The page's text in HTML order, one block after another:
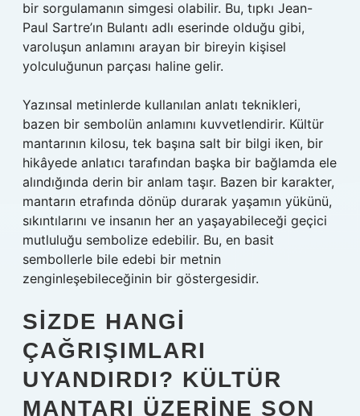
bir sorgulamanın simgesi olabilir. Bu, tıpkı Jean-
Paul Sartre’ın Bulantı adlı eserinde olduğu gibi,
varoluşun anlamını arayan bir bireyin kişisel
yolculuğunun parçası haline gelir.
Yazınsal metinlerde kullanılan anlatı teknikleri,
bazen bir sembolün anlamını kuvvetlendirir. Kültür
mantarının kilosu, tek başına salt bir bilgi iken, bir
hikâyede anlatıcı tarafından başka bir bağlamda ele
alındığında derin bir anlam taşır. Bazen bir karakter,
mantarın etrafında dönüp durarak yaşamın yükünü,
sıkıntılarını ve insanın her an yaşayabileceği geçici
mutluluğu sembolize edebilir. Bu, en basit
sembollerle bile edebi bir metnin
zenginleşebileceğinin bir göstergesidir.
SIZDE HANGI
ÇAĞRIŞIMLARI
UYANDIRDI? KÜLTÜR
MANTARI ÜZERINE SON